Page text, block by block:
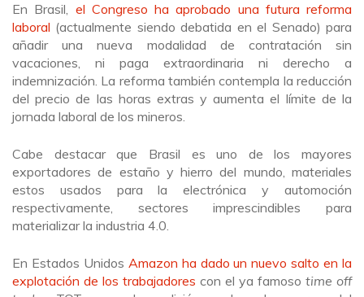
En Brasil, el Congreso ha aprobado una futura reforma
laboral (actualmente siendo debatida en el Senado) para
añadir una nueva modalidad de contratación sin
vacaciones, ni paga extraordinaria ni derecho a
indemnización. La reforma también contempla la reducción
del precio de las horas extras y aumenta el límite de la
jornada laboral de los mineros.
Cabe destacar que Brasil es uno de los mayores
exportadores de estaño y hierro del mundo, materiales
estos usados para la electrónica y automoción
respectivamente, sectores imprescindibles para
materializar la industria 4.0.
En Estados Unidos Amazon ha dado un nuevo salto en la
explotación de los trabajadores con el ya famoso time off